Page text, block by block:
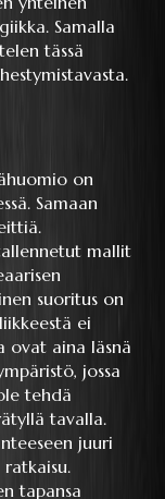
Samalla
tässä
on
Samaan
mallit
suoritus on
ei
ovat aina läsnä
jossa
tehdä
tavalla.
juuri
tapansa